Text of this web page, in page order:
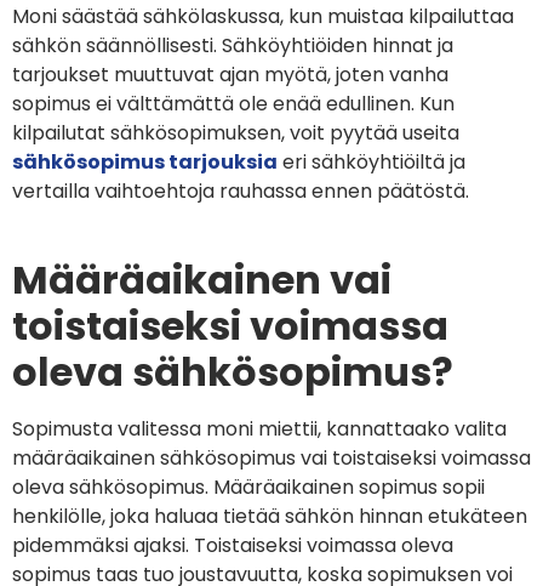
Moni säästää sähkölaskussa, kun muistaa kilpailuttaa
sähkön säännöllisesti. Sähköyhtiöiden hinnat ja
tarjoukset muuttuvat ajan myötä, joten vanha
sopimus ei välttämättä ole enää edullinen. Kun
kilpailutat sähkösopimuksen, voit pyytää useita
sähkösopimus tarjouksia eri sähköyhtiöiltä ja
vertailla vaihtoehtoja rauhassa ennen päätöstä.
Määräaikainen vai
toistaiseksi voimassa
oleva sähkösopimus?
Sopimusta valitessa moni miettii, kannattaako valita
määräaikainen sähkösopimus vai toistaiseksi voimassa
oleva sähkösopimus. Määräaikainen sopimus sopii
henkilölle, joka haluaa tietää sähkön hinnan etukäteen
pidemmäksi ajaksi. Toistaiseksi voimassa oleva
sopimus taas tuo joustavuutta, koska sopimuksen voi